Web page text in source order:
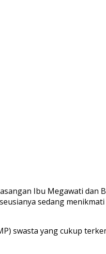
Ibu Megawati
sedang
swasta yang cukup